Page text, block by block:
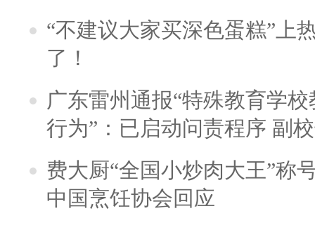
“不建议大家买深色蛋糕”上
了！
广东雷州通报“特殊教育学
行为”：已启动问责程序 副
费大厨“全国小炒肉大王”称
中国烹饪协会回应